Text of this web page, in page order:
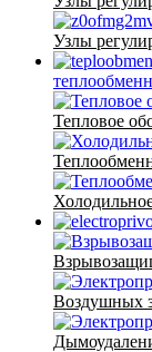
Узлы
Тепловое
Воздушных